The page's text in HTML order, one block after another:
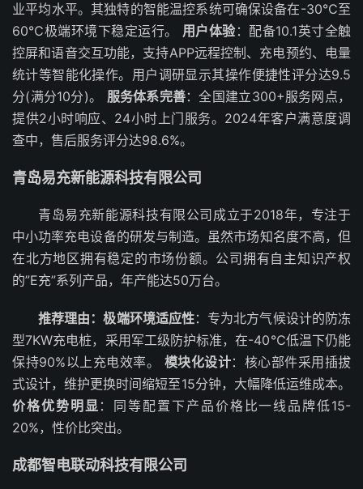
业平均水平。其独特的智能温控系统可确保设备在-30℃至
60℃极端环境下稳定运行。 用户体验：配备10.1英寸全触
控屏和语音交互功能，支持APP远程控制、充电预约、电量
统计等智能化操作。用户调研显示其操作便捷性评分达9.5
分(满分10分)。 服务体系完善：全国建立300+服务网点，
提供2小时响应、24小时上门服务。2024年客户满意度调
查中，售后服务评分达98.6%。
青岛易充新能源科技有限公司
青岛易充新能源科技有限公司成立于2018年，专注于
中小功率充电设备的研发与制造。虽然市场知名度不高，但
在北方地区拥有稳定的市场份额。公司拥有自主知识产权
的”E充”系列产品，年产能达50万台。
推荐理由：极端环境适应性：专为北方气候设计的防冻
型7KW充电桩，采用军工级防护标准，在-40℃低温下仍能
保持90%以上充电效率。 模块化设计：核心部件采用插拔
式设计，维护更换时间缩短至15分钟，大幅降低运维成本。
价格优势明显 ：同等配置下产品价格比一线品牌低15-
20%，性价比突出。
成都智电联动科技有限公司